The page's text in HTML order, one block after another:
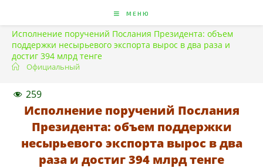
МЕНЮ
Исполнение поручений Послания Президента: объем
поддержки несырьевого экспорта вырос в два раза и
достиг 394 млрд тенге
Официальный
259
Исполнение поручений Послания
Президента: объем поддержки
несырьевого экспорта вырос в два
раза и достиг 394 млрд тенге